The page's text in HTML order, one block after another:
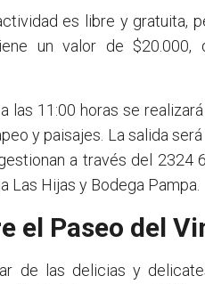
es libre y gratuita,
un valor de
las 11:00 horas se
y paisajes. La salida
a través del 2324
Las Hijas y Bodega Pampa.
el Paseo del
de las delicias y